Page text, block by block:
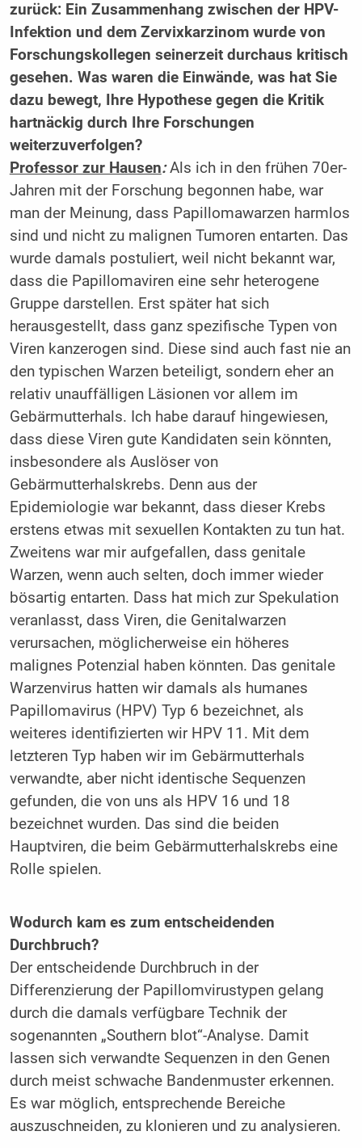
zurück: Ein Zusammenhang zwischen der HPV-
Infektion und dem Zervixkarzinom wurde von
Forschungskollegen seinerzeit durchaus kritisch
gesehen. Was waren die Einwände, was hat Sie
dazu bewegt, Ihre Hypothese gegen die Kritik
hartnäckig durch Ihre Forschungen
weiterzuverfolgen?
Professor zur Hausen:Als ich in den frühen 70er-
Jahren mit der Forschung begonnen habe, war
man der Meinung, dass Papillomawarzen harmlos
sind und nicht zu malignen Tumoren entarten. Das
wurde damals postuliert, weil nicht bekannt war,
dass die Papillomaviren eine sehr heterogene
Gruppe darstellen. Erst später hat sich
herausgestellt, dass ganz spezifische Typen von
Viren kanzerogen sind. Diese sind auch fast nie an
den typischen Warzen beteiligt, sondern eher an
relativ unauffälligen Läsionen vor allem im
Gebärmutterhals. Ich habe darauf hingewiesen,
dass diese Viren gute Kandidaten sein könnten,
insbesondere als Auslöser von
Gebärmutterhalskrebs. Denn aus der
Epidemiologie war bekannt, dass dieser Krebs
erstens etwas mit sexuellen Kontakten zu tun hat.
Zweitens war mir aufgefallen, dass genitale
Warzen, wenn auch selten, doch immer wieder
bösartig entarten. Dass hat mich zur Spekulation
veranlasst, dass Viren, die Genitalwarzen
verursachen, möglicherweise ein höheres
malignes Potenzial haben könnten. Das genitale
Warzenvirus hatten wir damals als humanes
Papillomavirus (HPV) Typ 6 bezeichnet, als
weiteres identifizierten wir HPV 11. Mit dem
letzteren Typ haben wir im Gebärmutterhals
verwandte, aber nicht identische Sequenzen
gefunden, die von uns als HPV 16 und 18
bezeichnet wurden. Das sind die beiden
Hauptviren, die beim Gebärmutterhalskrebs eine
Rolle spielen.
Wodurch kam es zum entscheidenden
Durchbruch?
Der entscheidende Durchbruch in der
Differenzierung der Papillomvirustypen gelang
durch die damals verfügbare Technik der
sogenannten „Southern blot“-Analyse. Damit
lassen sich verwandte Sequenzen in den Genen
durch meist schwache Bandenmuster erkennen.
Es war möglich, entsprechende Bereiche
auszuschneiden, zu klonieren und zu analysieren.